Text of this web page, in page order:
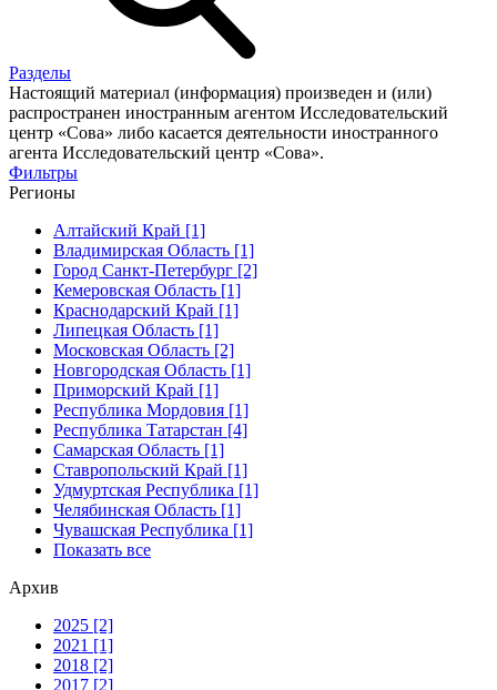
Разделы
Настоящий материал (информация) произведен и (или)
распространен иностранным агентом Исследовательский
центр «Сова» либо касается деятельности иностранного
агента Исследовательский центр «Сова».
Фильтры
Регионы
Алтайский Край [1]
Владимирская Область [1]
Город Санкт-Петербург [2]
Кемеровская Область [1]
Краснодарский Край [1]
Липецкая Область [1]
Московская Область [2]
Новгородская Область [1]
Приморский Край [1]
Республика Мордовия [1]
Республика Татарстан [4]
Самарская Область [1]
Ставропольский Край [1]
Удмуртская Республика [1]
Челябинская Область [1]
Чувашская Республика [1]
Показать все
Архив
2025 [2]
2021 [1]
2018 [2]
2017 [2]